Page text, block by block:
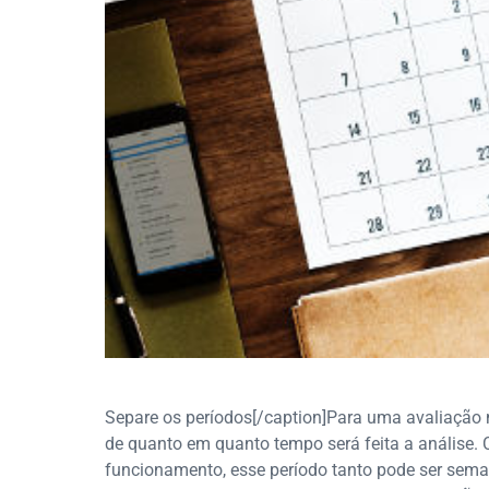
Separe os períodos[/caption]Para uma
de quanto em quanto tempo será feita a
funcionamento, esse período tanto pode ser